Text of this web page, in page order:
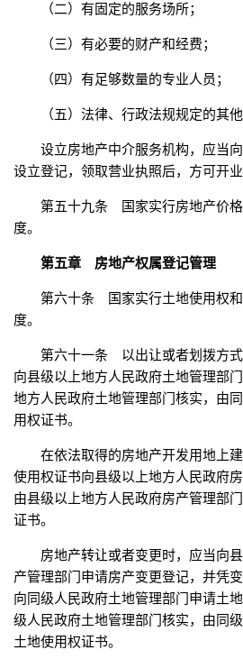
（二）有固定的服务场所；
（三）有必要的财产和经费；
（四）有足够数量的专业人员；
（五）法律、行政法规规定的其他
设立房地产中介服务机构，应当
设立登记，领取营业执照后，方可开业
第五十九条 国家实行房地产价
度。
第五章 房地产权属登记管理
第六十条 国家实行土地使用权
度。
第六十一条 以出让或者划拨方
向县级以上地方人民政府土地管理部
地方人民政府土地管理部门核实，由
用权证书。
在依法取得的房地产开发用地上
使用权证书向县级以上地方人民政府
由县级以上地方人民政府房产管理部
证书。
房地产转让或者变更时，应当向
产管理部门申请房产变更登记，并凭
向同级人民政府土地管理部门申请土
级人民政府土地管理部门核实，由同
土地使用权证书。